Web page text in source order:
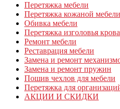
Перетяжка мебели
Перетяжка кожаной мебели
Обивка мебели
Перетяжка изголовья
Ремонт мебели
Реставрация мебели
Замена и ремонт
Замена и ремонт пружин
Пошив чехлов для мебели
Перетяжка для
АКЦИИ И СКИДКИ